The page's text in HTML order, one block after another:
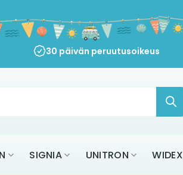
30 päivän peruutusoikeus
SIGNIA UNITRON WIDEX